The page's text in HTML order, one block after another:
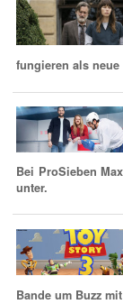
fungieren als neue
Bei ProSieben
unter.
Bande um Buzz